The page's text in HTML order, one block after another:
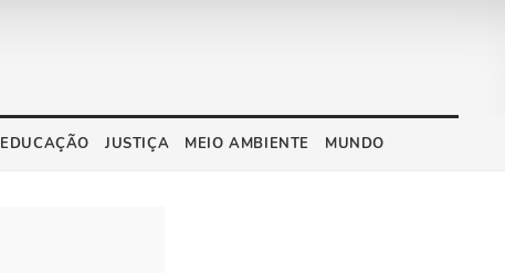
EDUCAÇÃO JUSTIÇA MEIO AMBIENTE MUNDO